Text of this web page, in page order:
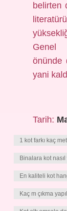
belirten
Genel
önünde
yani
Tarih:
1 kot farkı kaç
Binalara kot
En kaliteli kot
Kaç m çıkma